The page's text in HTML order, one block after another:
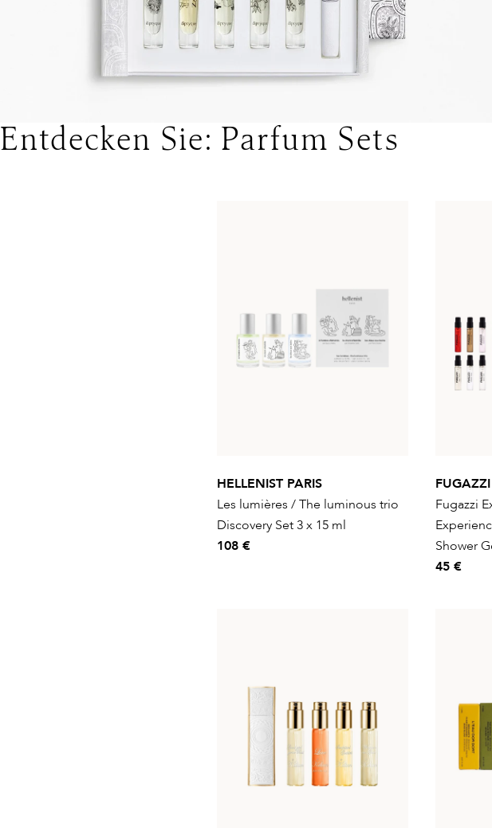
Entdecken Sie: Parfum Sets
HELLENIST PARIS
Les lumières / The luminous trio
Discovery Set 3 x 15 ml
108 €
FUGAZZI
Fugazzi
Shower
45 €